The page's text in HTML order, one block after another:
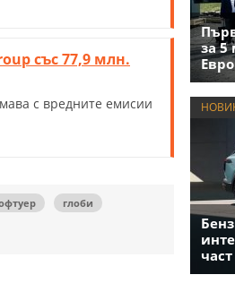
със 77,9 млн.
с вредните емисии
глоби
за 5
част